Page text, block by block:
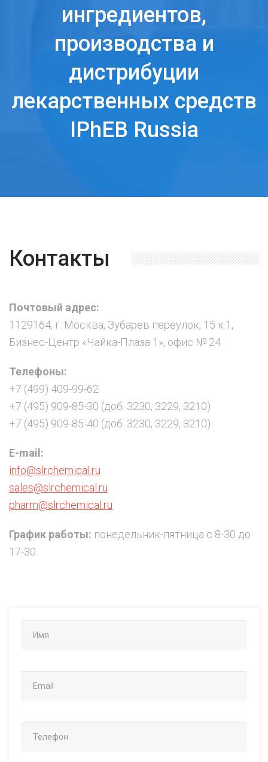
ингредиентов,
производства и
дистрибуции
лекарственных средств
IPhEB Russia
Контакты
Почтовый адрес:
1129164, г. Москва, Зубарев переулок, 15 к.1,
Бизнес-Центр «Чайка-Плаза 1», офис № 24
Телефоны:
+7 (499) 409-99-62
+7 (495) 909-85-30 (доб. 3230, 3229, 3210)
+7 (495) 909-85-40 (доб. 3230, 3229, 3210)
E-mail:
info@slrchemical.ru
sales@slrchemical.ru
pharm@slrchemical.ru
График работы: понедельник-пятница с 8-30 до
17-30